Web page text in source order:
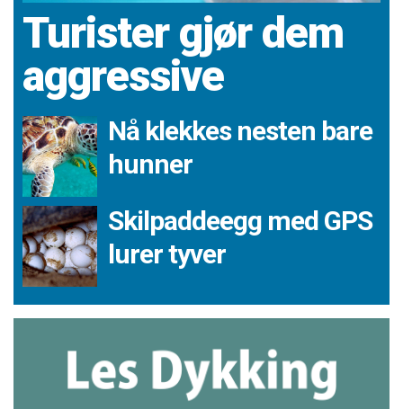
Turister gjør dem
aggressive
Nå klekkes nesten bare
hunner
Skilpaddeegg med GPS
lurer tyver